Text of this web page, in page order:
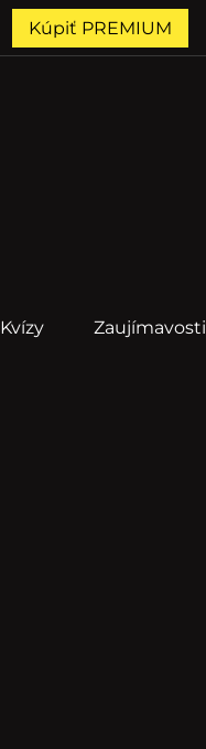
Kúpiť PREMIUM
Kvízy Zaujímavosti